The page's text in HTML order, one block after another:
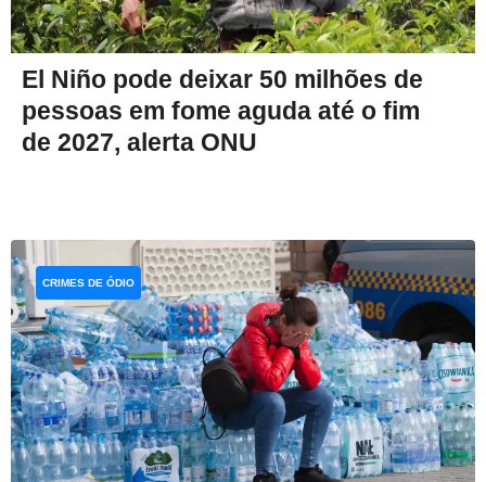
El Niño pode deixar 50 milhões de
pessoas em fome aguda até o fim
de 2027, alerta ONU
CRIMES DE ÓDIO